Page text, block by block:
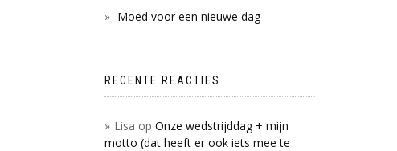
Moed voor een nieuwe dag
RECENTE REACTIES
Lisa op Onze wedstrijddag + mijn
motto (dat heeft er ook iets mee te